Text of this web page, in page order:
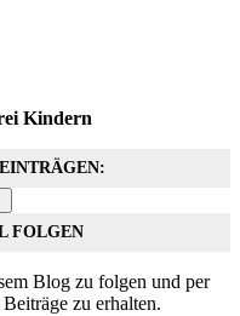
Kindern
FOLGEN
Blog zu folgen und per
zu erhalten.